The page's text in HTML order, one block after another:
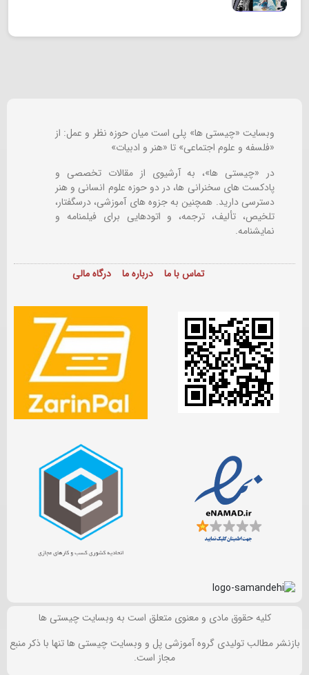
وبسایت «چیستی ها» پلی است میان حوزه نظر و عمل: از
«فلسفه و علوم اجتماعی» تا «هنر و ادبیات»
در «چیستی ها»، به آرشیوی از مقالات تخصصی و
پادکست های سخنرانی ها، در دو حوزه علوم انسانی و هنر
دسترسی دارید. همچنین به جزوه های آموزشی، درسگفتار،
تلخیص، تألیف، ترجمه، و اتودهایی برایفیلمنامه و
نمایشنامه.
تماس با ما درباره ما درگاه مالی
کلیه حقوق مادی و معنوی متعلق است به وبسایت چیستی ها
بازنشر مطالب تولیدی گروه آموزشی پل و وبسایت چیستی ها تنها با ذکر منبع
مجاز است.